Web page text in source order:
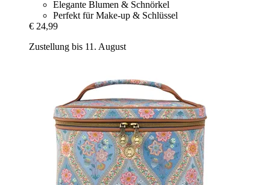
Elegante Blumen & Schnörkel
Perfekt für Make-up & Schlüssel
€ 24,99
Zustellung bis 11. August